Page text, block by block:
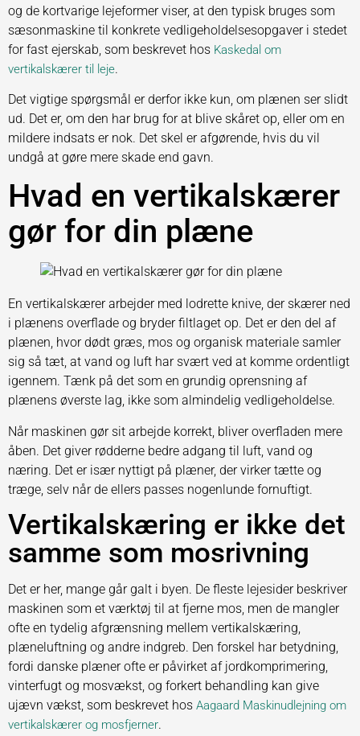
og de kortvarige lejeformer viser, at den typisk bruges som
sæsonmaskine til konkrete vedligeholdelsesopgaver i stedet
for fast ejerskab, som beskrevet hos Kaskedal om
vertikalskærer til leje.
Det vigtige spørgsmål er derfor ikke kun, om plænen ser slidt
ud. Det er, om den har brug for at blive skåret op, eller om en
mildere indsats er nok. Det skel er afgørende, hvis du vil
undgå at gøre mere skade end gavn.
Hvad en vertikalskærer
gør for din plæne
En vertikalskærer arbejder med lodrette knive, der skærer ned
i plænens overflade og bryder filtlaget op. Det er den del af
plænen, hvor dødt græs, mos og organisk materiale samler
sig så tæt, at vand og luft har svært ved at komme ordentligt
igennem. Tænk på det som en grundig oprensning af
plænens øverste lag, ikke som almindelig vedligeholdelse.
Når maskinen gør sit arbejde korrekt, bliver overfladen mere
åben. Det giver rødderne bedre adgang til luft, vand og
næring. Det er især nyttigt på plæner, der virker tætte og
træge, selv når de ellers passes nogenlunde fornuftigt.
Vertikalskæring er ikke det
samme som mosrivning
Det er her, mange går galt i byen. De fleste lejesider beskriver
maskinen som et værktøj til at fjerne mos, men de mangler
ofte en tydelig afgrænsning mellem vertikalskæring,
plæneluftning og andre indgreb. Den forskel har betydning,
fordi danske plæner ofte er påvirket af jordkomprimering,
vinterfugt og mosvækst, og forkert behandling kan give
ujævn vækst, som beskrevet hos Aagaard Maskinudlejning om
vertikalskærer og mosfjerner.